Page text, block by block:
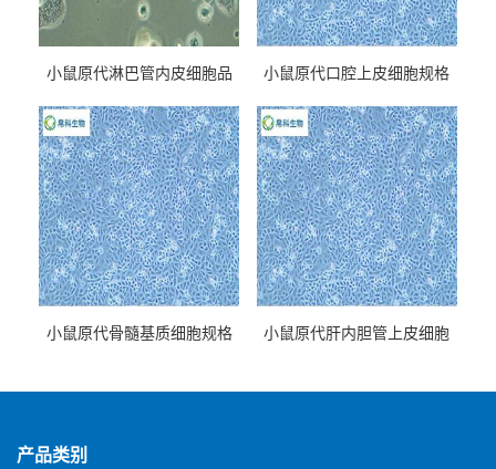
小鼠原代淋巴管内皮细胞品
小鼠原代口腔上皮细胞规格
小鼠原代骨髓基质细胞规格
小鼠原代肝内胆管上皮细胞
产品类别